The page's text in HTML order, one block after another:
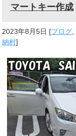
マートキー作成
2023年8月5日 [ブログ,
納村]